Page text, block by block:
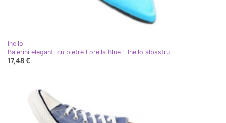
Inello
Balerini eleganti cu pietre Lorella Blue - Inello albastru
17,48 €